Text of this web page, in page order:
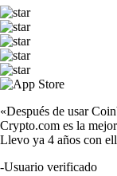
«Después de usar
Crypto.com es la
Llevo ya 4 años con
-Usuario verificado